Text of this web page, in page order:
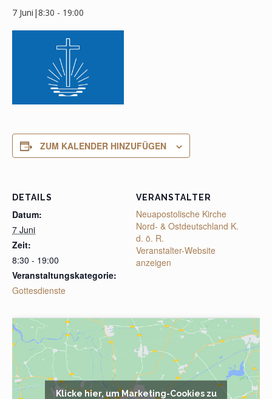
7 Juni|8:30 - 19:00
ZUM KALENDER HINZUFÜGEN
DETAILS
Datum:
7 Juni
Zeit:
8:30 - 19:00
Veranstaltungskategorie:
Gottesdienste
VERANSTALTER
Neuapostolische Kirche
Nord- & Ostdeutschland K.
d. ö. R.
Veranstalter-Website
anzeigen
Klicke hier, um Marketing-Cookies zu